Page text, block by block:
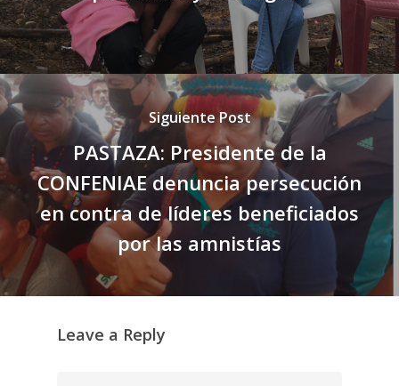
Siguiente Post
PASTAZA: Presidente de la
CONFENIAE denuncia persecución
en contra de líderes beneficiados
por las amnistías
Leave a Reply